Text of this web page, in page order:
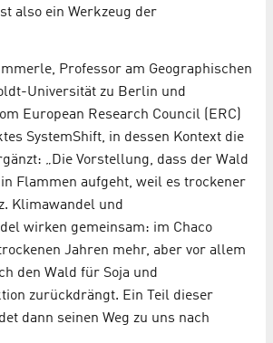
also ein Werkzeug der
Professor am Geographischen
Universität zu Berlin und
European Research Council (ERC)
SystemShift, in dessen Kontext die
„Die Vorstellung, dass der Wald
Flammen aufgeht, weil es trockener
Klimawandel und
wirken gemeinsam: im Chaco
Jahren mehr, aber vor allem
den Wald für Soja und
zurückdrängt. Ein Teil dieser
dann seinen Weg zu uns nach